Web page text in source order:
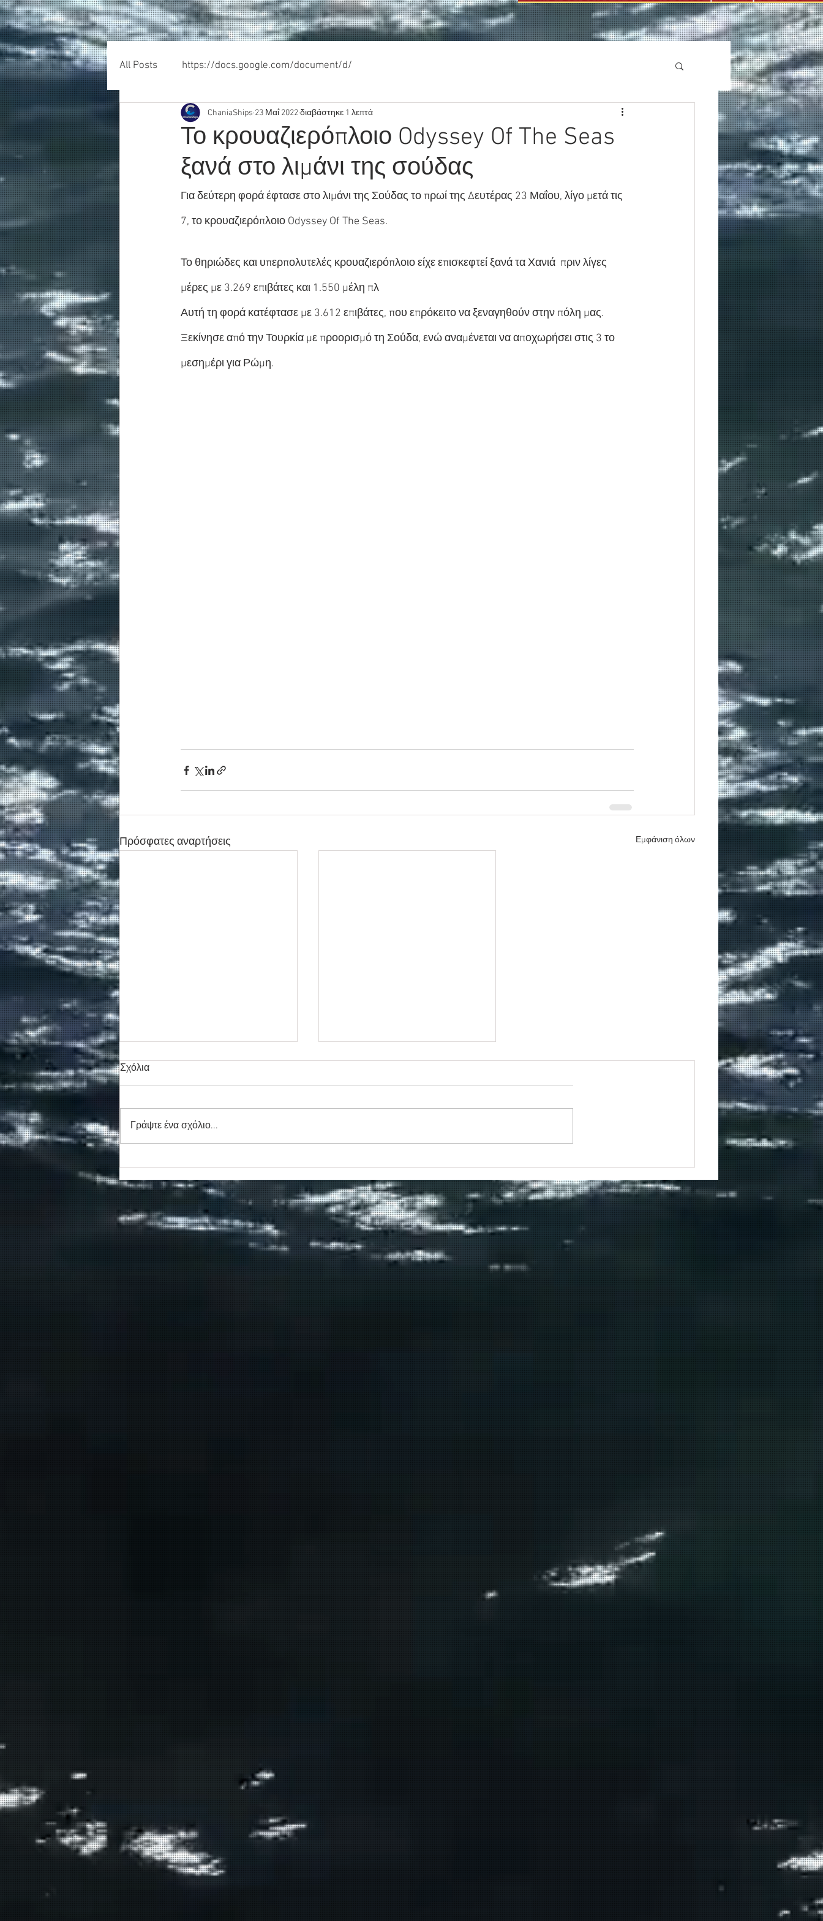
All Posts https://docs.google.com/document/d/
Το κρουαζιερόπλοιο Odyssey Of The Seas
ξανά στο λιμάνι της σούδας
ChaniaShips 23 Μαΐ 2022διαβάστηκε 1 λεπτά
Για δεύτερη φορά έφτασε στο λιμάνι της Σούδας το πρωί της Δευτέρας 23 Μαΐου, λίγο μετά τις
7, το κρουαζιερόπλοιο Odyssey Of The Seas.
Το θηριώδες και υπερπολυτελές κρουαζιερόπλοιο είχε επισκεφτεί ξανά τα Χανιά  πριν λίγες
μέρες με 3.269 επιβάτες και 1.550 μέλη πλ
Αυτή τη φορά κατέφτασε με 3.612 επιβάτες, που επρόκειτο να ξεναγηθούν στην πόλη μας.
Ξεκίνησε από την Τουρκία με προορισμό τη Σούδα, ενώ αναμένεται να αποχωρήσει στις 3 το
μεσημέρι για Ρώμη.
Πρόσφατες αναρτήσεις Εμφάνιση όλων
δρομολογεί η ΑΝΕΝΔΥΚ τον
Σχόλια
Γράψτε ένα σχόλιο...